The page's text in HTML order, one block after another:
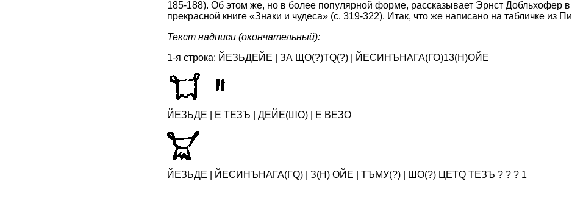
185-188). Об этом же, но в более популярной форме, рассказывает Эрнст Добльхофер в
прекрасной книге «Знаки и чудеса» (с. 319-322). Итак, что же написано на табличке из
Текст надписи (окончательный):
1-я строка: ЙЕЗЬДEЙE | ЗА ЩО(?)ТQ(?) | ЙЕСИНЪНАГА(ГО)13(Н)ОЙЕ
ЙЕЗЬДE | Е ТЕЗЪ | ДЕЙЕ(ШО) | E BEЗО
ЙЕЗЬДE | ЙEСИНЪНАГА(ГQ) | З(Н) ОЙE | ТЪМУ(?) | ШO(?) ЦETQ ТЕЗЪ ? ? ? 1